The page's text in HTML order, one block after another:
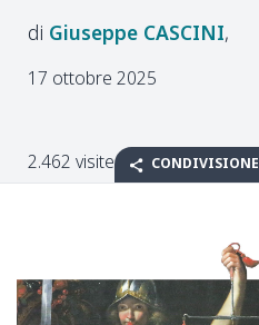
Giuseppe CASCINI
17 ottobre 2025
2.462 visite CONDIVISIONE